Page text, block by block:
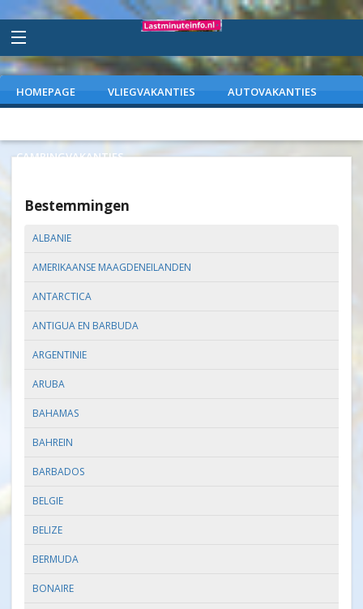
HOMEPAGE VLIEGVAKANTIES AUTOVAKANTIES
CAMPINGVAKANTIES
Bestemmingen
ALBANIE
AMERIKAANSE MAAGDENEILANDEN
ANTARCTICA
ANTIGUA EN BARBUDA
ARGENTINIE
ARUBA
BAHAMAS
BAHREIN
BARBADOS
BELGIE
BELIZE
BERMUDA
BONAIRE